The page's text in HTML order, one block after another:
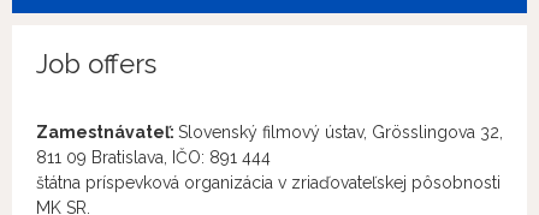
Job offers
Zamestnávateľ: Slovenský filmový ústav, Grösslingova 32,
811 09 Bratislava, IČO: 891 444
štátna príspevková organizácia v zriaďovateľskej pôsobnosti
MK SR.